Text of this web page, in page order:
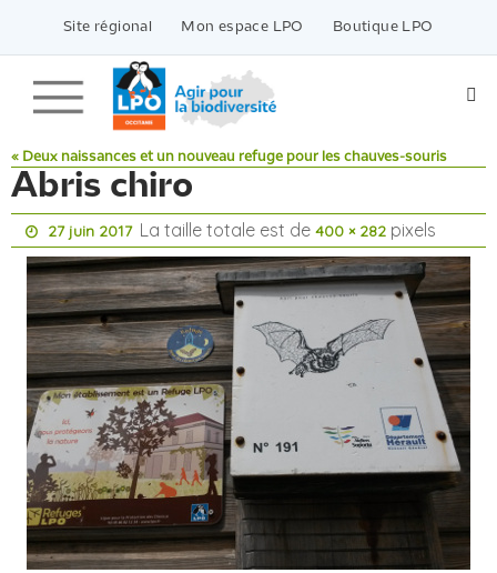
contenu
Site régional Mon espace LPO Boutique LPO
« Deux naissances et un nouveau refuge pour les chauves-souris
Abris chiro
27 juin 2017 La taille totale est de400 × 282 pixels